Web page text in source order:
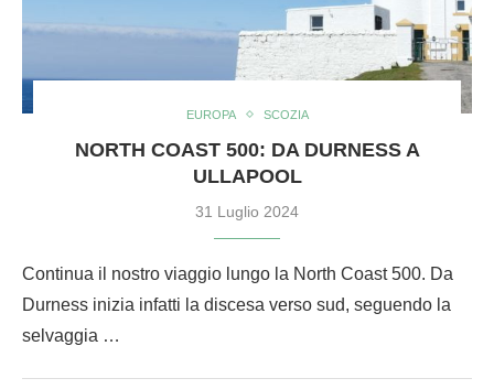
EUROPA SCOZIA
NORTH COAST 500: DA DURNESS A
ULLAPOOL
31 Luglio 2024
Continua il nostro viaggio lungo la North Coast 500. Da
Durness inizia infatti la discesa verso sud, seguendo la
selvaggia …